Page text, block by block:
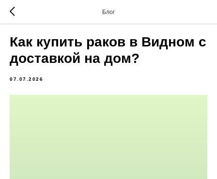
Блог
Как купить раков в Видном с
доставкой на дом?
07.07.2026